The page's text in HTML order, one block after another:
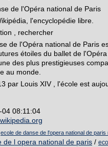
de l'Opéra national de Paris
l'encyclopédie libre.
, rechercher
de l'Opéra national de Paris
étoiles du ballet de
des plus prestigieuses
au monde.
par Louis XIV , l'école est
04 08:11:04
ecole de danse de l'opera national de paris
de l opera national de paris /